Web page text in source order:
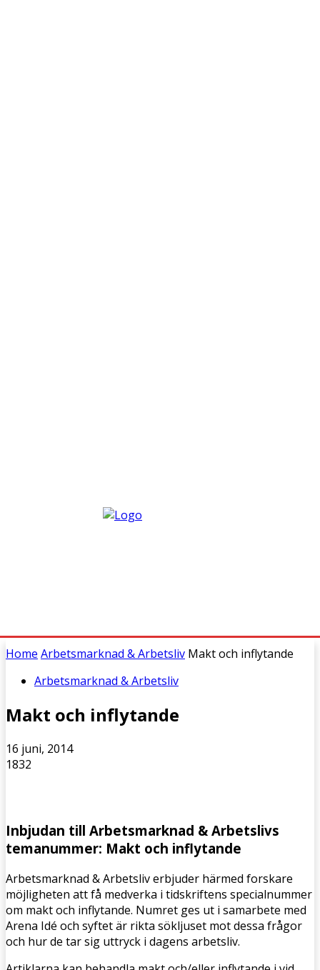
Home Arbetsmarknad & Arbetsliv Makt och inflytande
Arbetsmarknad & Arbetsliv
Makt och inflytande
16 juni, 2014
1832
Inbjudan till Arbetsmarknad & Arbetslivs
temanummer: Makt och inflytande
Arbetsmarknad & Arbetsliv erbjuder härmed forskare
möjligheten att få medverka i tidskriftens specialnummer
om makt och inflytande. Numret ges ut i samarbete med
Arena Idé och syftet är rikta sökljuset mot dessa frågor
och hur de tar sig uttryck i dagens arbetsliv.